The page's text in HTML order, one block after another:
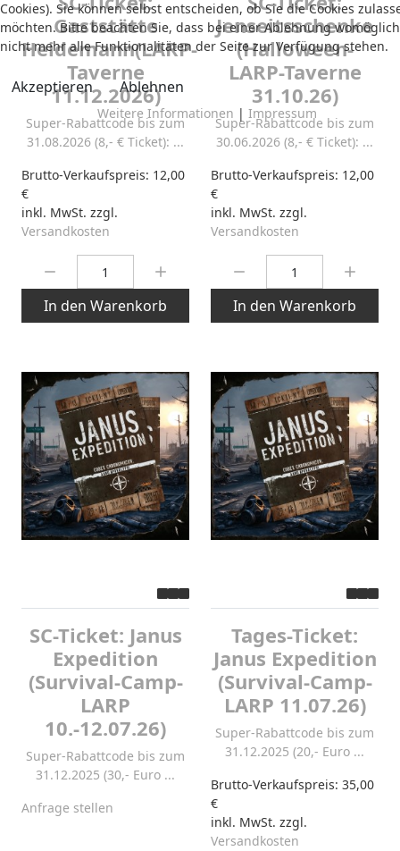
Gaststätte
Heidemann(LARP-
Taverne
11.12.2026)
Super-Rabattcode bis zum
31.08.2026 (8,- € Ticket): ...
Brutto-Verkaufspreis: 12,00
€
inkl. MwSt. zzgl.
Versandkosten
In den Warenkorb
Jenseitsschenke
(Halloween-
LARP-Taverne
31.10.26)
Super-Rabattcode bis zum
30.06.2026 (8,- € Ticket): ...
Brutto-Verkaufspreis: 12,00
€
inkl. MwSt. zzgl.
Versandkosten
In den Warenkorb
SC-Ticket: Janus
Expedition
(Survival-Camp-
LARP
10.-12.07.26)
Super-Rabattcode bis zum
31.12.2025 (30,- Euro ...
Anfrage stellen
Tages-Ticket:
Janus Expedition
(Survival-Camp-
LARP 11.07.26)
Super-Rabattcode bis zum
31.12.2025 (20,- Euro ...
Brutto-Verkaufspreis: 35,00
€
inkl. MwSt. zzgl.
Versandkosten
Cookies). Sie können selbst entscheiden, ob Sie die Cookies
möchten. Bitte beachten Sie, dass bei einer Ablehnung womöglich
nicht mehr alle Funktionalitäten der Seite zur Verfügung stehen.
Akzeptieren Ablehnen
Weitere Informationen | Impressum